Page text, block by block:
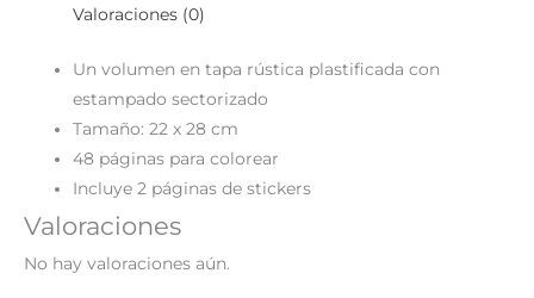
Valoraciones (0)
Un volumen en tapa rústica plastificada con
estampado sectorizado
Tamaño: 22 x 28 cm
48 páginas para colorear
Incluye 2 páginas de stickers
Valoraciones
No hay valoraciones aún.